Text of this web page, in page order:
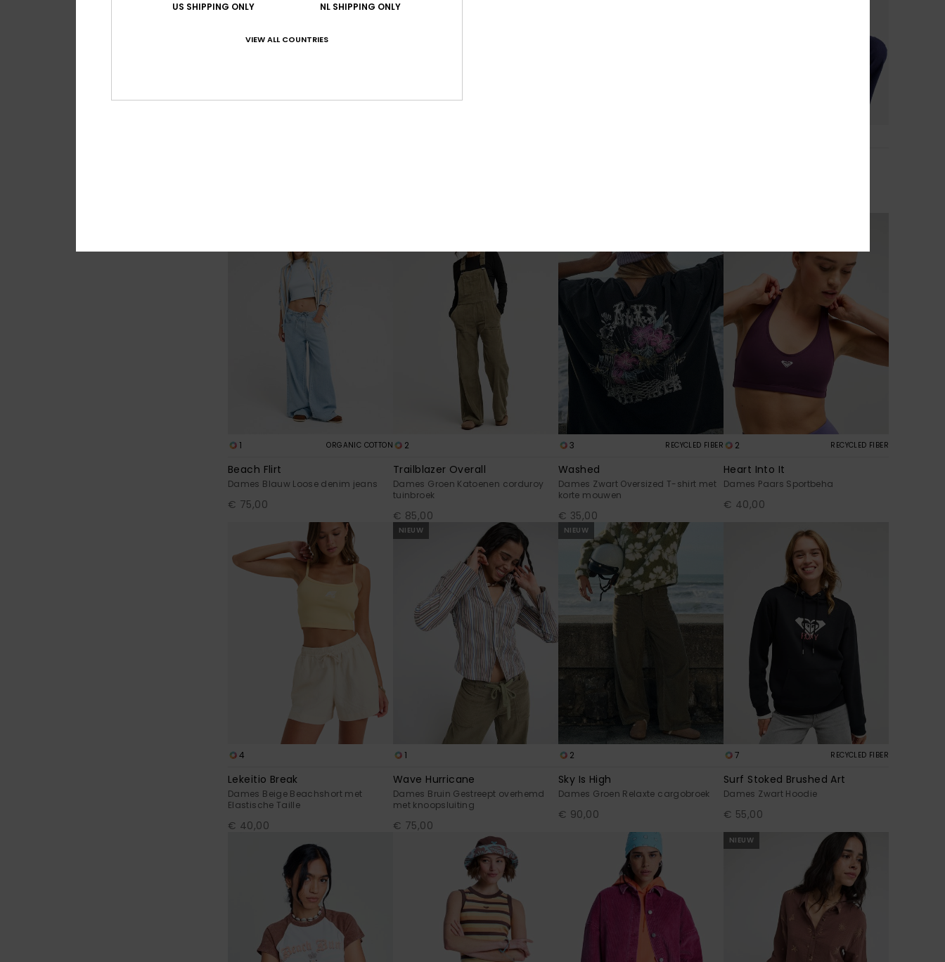
1 ORGANIC COTTON
Beach Flirt
Dames Blauw Loose denim jeans
€ 75,00
2
Trailblazer Overall
Dames Groen Katoenen corduroy
tuinbroek
€ 85,00
3 RECYCLED FIBER
Washed
Dames Zwart Oversized T-shirt met
korte mouwen
€ 35,00
2 RECYCLED FIBER
Heart Into It
Dames Paars Sportbeha
€ 40,00
4
Lekeitio Break
Dames Beige Beachshort met
Elastische Taille
€ 40,00
NIEUW
1
Wave Hurricane
Dames Bruin Gestreept overhemd
met knoopsluiting
€ 75,00
NIEUW
2
Sky Is High
Dames Groen Relaxte cargobroek
€ 90,00
7 RECYCLED FIBER
Surf Stoked Brushed Art
Dames Zwart Hoodie
€ 55,00
NIEUW
US SHIPPING ONLY NL SHIPPING ONLY
VIEW ALL COUNTRIES